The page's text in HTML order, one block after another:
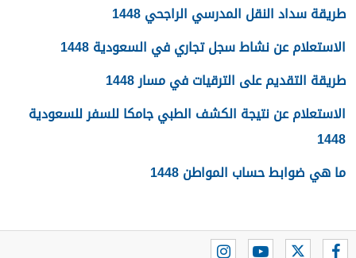
طريقة سداد النقل المدرسي الراجحي 1448
الاستعلام عن نشاط سجل تجاري في السعودية 1448
طريقة التقديم على الترقيات في مسار 1448
الاستعلام عن نتيجة الكشف الطبي جامكا للسفر للسعودية
1448
ما هي ضوابط حساب المواطن 1448